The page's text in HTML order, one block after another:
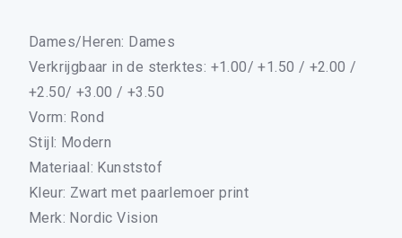
Dames/Heren: Dames
Verkrijgbaar in de sterktes: +1.00/ +1.50 / +2.00 /
+2.50/ +3.00 / +3.50
Vorm: Rond
Stijl: Modern
Materiaal: Kunststof
Kleur: Zwart met paarlemoer print
Merk: Nordic Vision